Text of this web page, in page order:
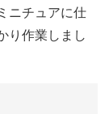
ニチュアに仕
り作業しまし